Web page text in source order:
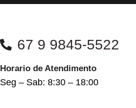
67 9 9845-5522
Horario de Atendimento
Seg – Sab: 8:30 – 18:00